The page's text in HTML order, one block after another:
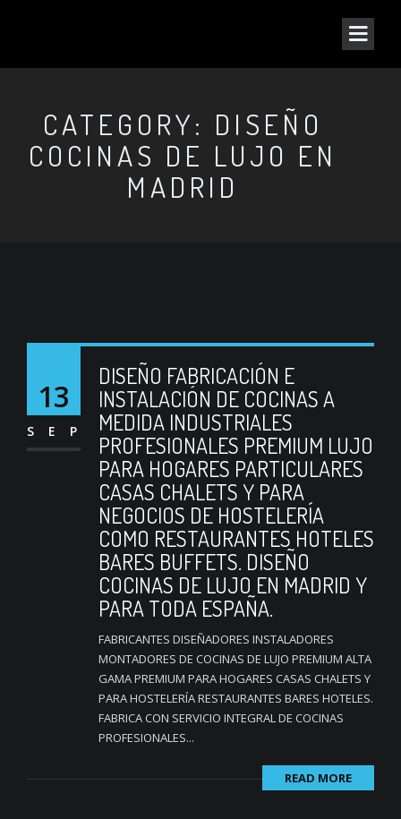
CATEGORY: DISEÑO
COCINAS DE LUJO EN
MADRID
13
SEP
DISEÑO FABRICACIÓN E
INSTALACIÓN DE COCINAS A
MEDIDA INDUSTRIALES
PROFESIONALES PREMIUM LUJO
PARA HOGARES PARTICULARES
CASAS CHALETS Y PARA
NEGOCIOS DE HOSTELERÍA
COMO RESTAURANTES HOTELES
BARES BUFFETS. DISEÑO
COCINAS DE LUJO EN MADRID Y
PARA TODA ESPAÑA.
FABRICANTES DISEÑADORES INSTALADORES
MONTADORES DE COCINAS DE LUJO PREMIUM ALTA
GAMA PREMIUM PARA HOGARES CASAS CHALETS Y
PARA HOSTELERÍA RESTAURANTES BARES HOTELES.
FABRICA CON SERVICIO INTEGRAL DE COCINAS
PROFESIONALES...
READ MORE